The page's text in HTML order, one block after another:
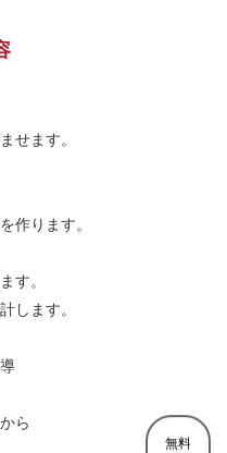
せます。
作ります。
す。
します。
ら
無料